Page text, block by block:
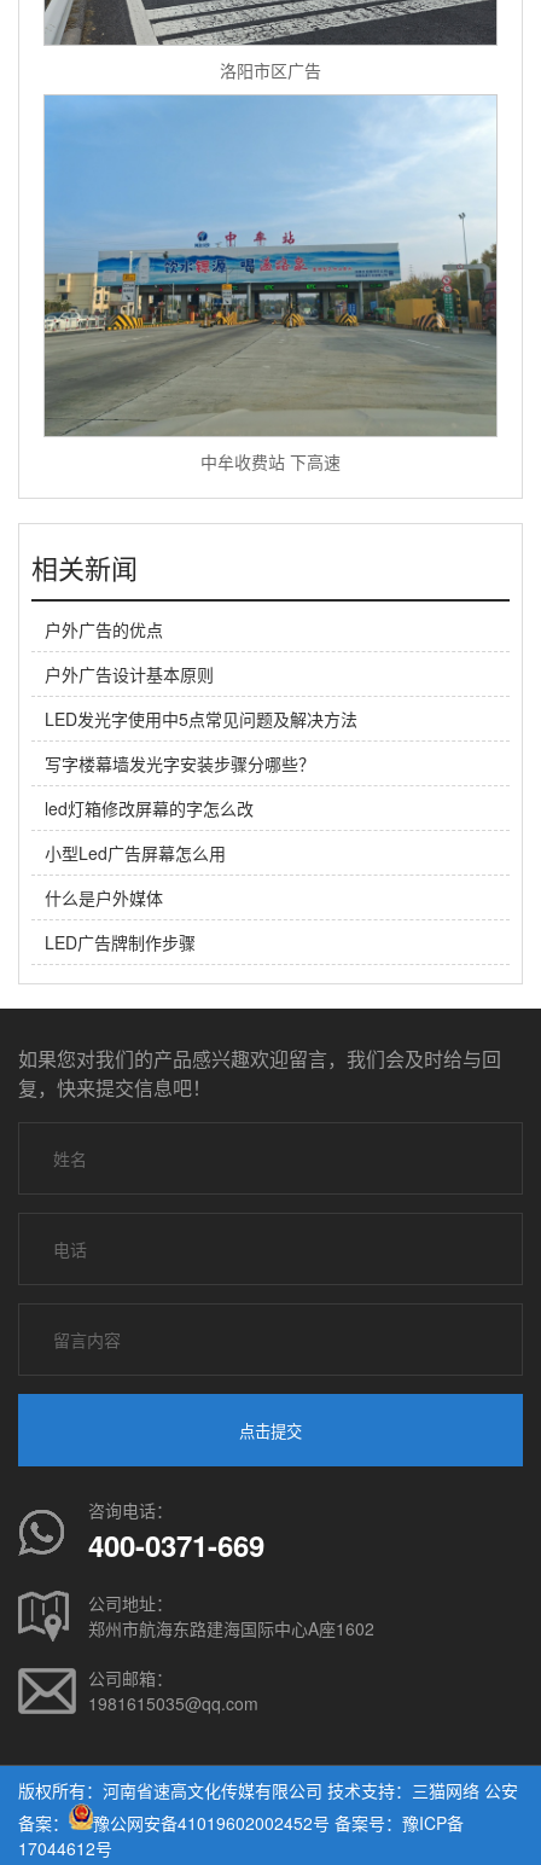
洛阳市区广告
中牟收费站 下高速
相关新闻
户外广告的优点
户外广告设计基本原则
LED发光字使用中5点常见问题及解决方法
写字楼幕墙发光字安装步骤分哪些？
led灯箱修改屏幕的字怎么改
小型Led广告屏幕怎么用
什么是户外媒体
LED广告牌制作步骤
如果您对我们的产品感兴趣欢迎留言，我们会及时给与回
复，快来提交信息吧！
点击提交
咨询电话：
400-0371-669
公司地址：
郑州市航海东路建海国际中心A座1602
公司邮箱：
1981615035@qq.com
版权所有：河南省速高文化传媒有限公司 技术支持： 三猫网络 公安
备案：
豫公网安备41019602002452号 备案号：豫ICP备
17044612号